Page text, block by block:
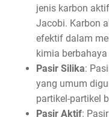
jenis karbon
Jacobi. Karbon
efektif dalam
kimia berbahaya
Pasir Silika:
yang umum
partikel-partikel
Pasir Aktif: